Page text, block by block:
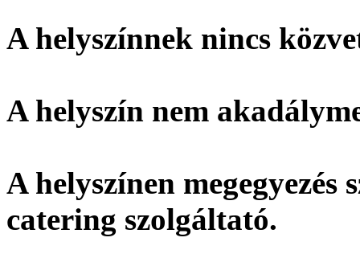
A helyszínnek nincs
A helyszín nem
A helyszínen
catering szolgáltató.